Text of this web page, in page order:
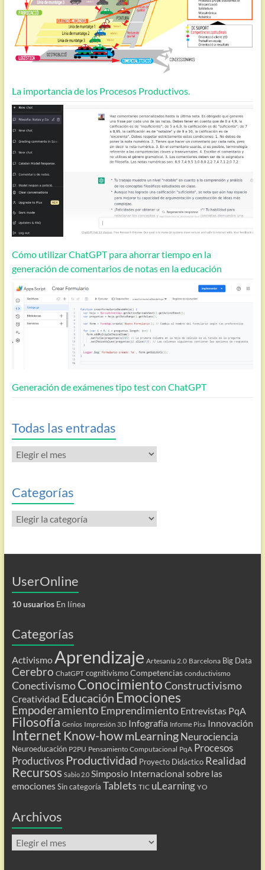
La importancia de los Procesos Productivos.
Cómo utilizar ChatGPT para ahorrar tiempo en la
generación de comentarios de notas en la educación
Generación de exámenes tipo test con ChatGPT
Todas las entradas
Todas
las
Categorías
Categorías
UserOnline
10 usuariosEn línea
Categorías
Activismo Aprendizaje Artesanía 2.0 Barcelona Big Data
Cerebro ChatGPT cognitivismo Competencias conductivismo
ConectivismoConocimientoConstructivismo
Creatividad Educación Emociones
Empoderamiento Emprendimiento Entrevistas PqA
Filosofía Genios Impresión 3D Infografía Informe Pisa Innovación
Internet Know-howmLearning Neurociencia
Neuroeducación P2PU Pensamiento Computacional PqA Procesos
Productivos Productividad Proyecto Didáctico Realidad
Recursos Sabio 2.0 Simposio Internacional sobre las
emociones Sin categoría Tablets TIC uLearning YO
Archivos
Archivos